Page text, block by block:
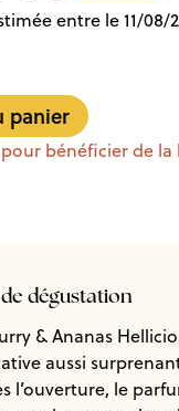
entre le 11/08/
bénéficier de la
dégustation
& Ananas
aussi
l’ouverture, le